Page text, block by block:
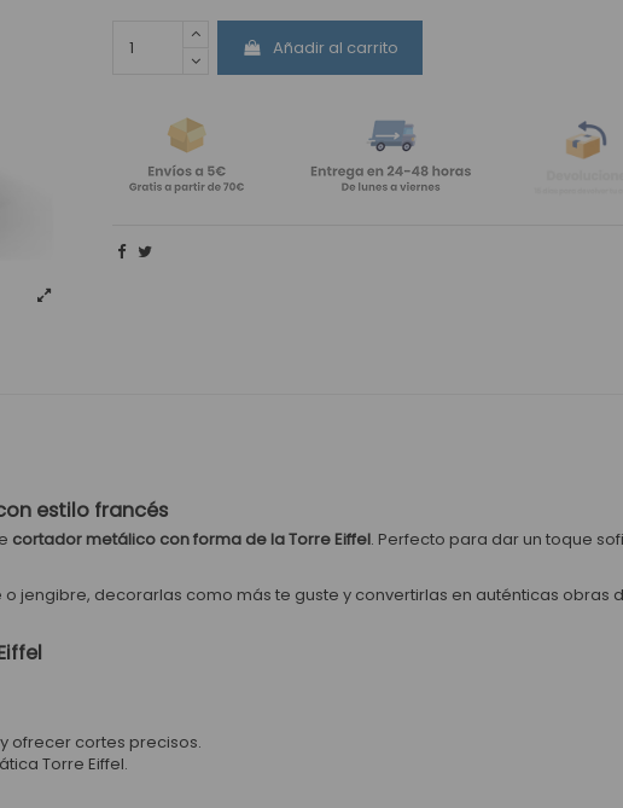
Añadir al carrito
estilo francés
cortador metálico con forma de la Torre Eiffel. Perfecto para dar un toque
jengibre, decorarlas como más te guste y convertirlas en auténticas
ofrecer cortes precisos.
Torre Eiffel.